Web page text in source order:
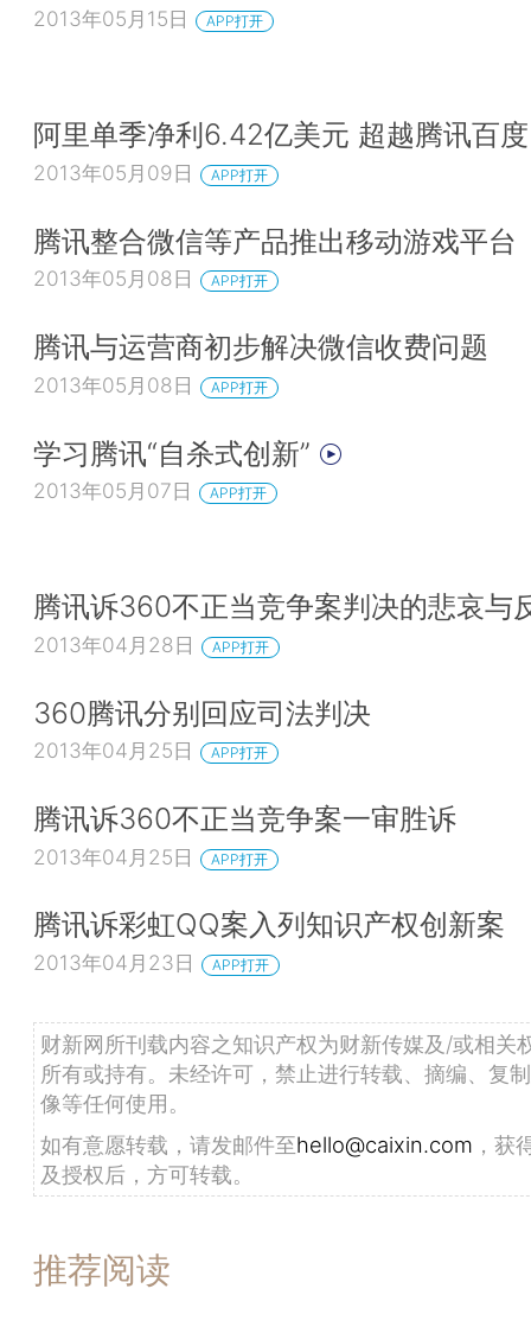
2013年05月15日 APP打开
阿里单季净利6.42亿美元 超越腾讯百度
2013年05月09日 APP打开
腾讯整合微信等产品推出移动游戏平台
2013年05月08日 APP打开
腾讯与运营商初步解决微信收费问题
2013年05月08日 APP打开
学习腾讯“自杀式创新”
2013年05月07日 APP打开
腾讯诉360不正当竞争案判决的悲哀与
2013年04月28日 APP打开
360腾讯分别回应司法判决
2013年04月25日 APP打开
腾讯诉360不正当竞争案一审胜诉
2013年04月25日 APP打开
腾讯诉彩虹QQ案入列知识产权创新案
2013年04月23日 APP打开
财新网所刊载内容之知识产权为财新传媒及/或相关
所有或持有。未经许可，禁止进行转载、摘编、复
像等任何使用。
如有意愿转载，请发邮件至hello@caixin.com ，获
及授权后，方可转载。
推荐阅读